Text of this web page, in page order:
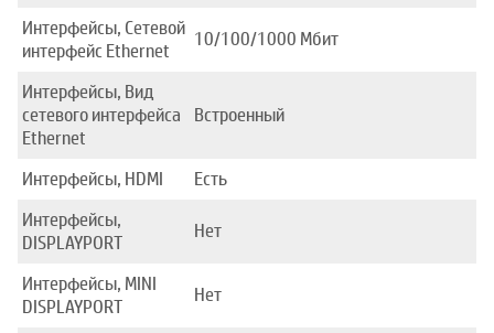
Интерфейсы, Сетевой
интерфейс Ethernet
10/100/1000 Mбит
Интерфейсы, Вид
сетевого интерфейса
Ethernet
Встроенный
Интерфейсы, HDMI
Есть
Интерфейсы,
DISPLAYPORT
Нет
Интерфейсы, MINI
DISPLAYPORT
Нет